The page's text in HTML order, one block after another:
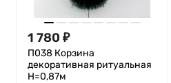
1 780 ₽
П038 Корзина
декоративная ритуальная
Н=0,87м